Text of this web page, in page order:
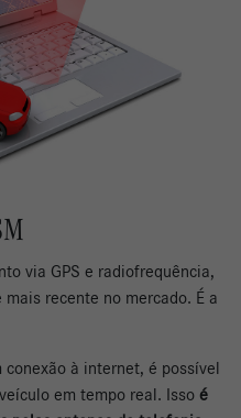
via GPS e radiofrequência,
recente no mercado. É a
à internet, é possível
em tempo real. Isso é